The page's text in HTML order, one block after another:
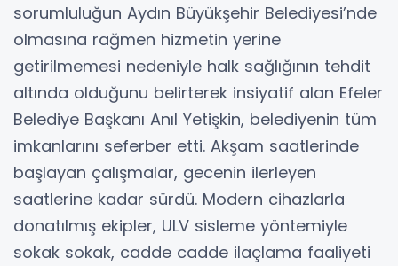
sorumluluğun Aydın Büyükşehir Belediyesi’nde
olmasına rağmen hizmetin yerine
getirilmemesi nedeniyle halk sağlığının tehdit
altında olduğunu belirterek insiyatif alan Efeler
Belediye Başkanı Anıl Yetişkin, belediyenin tüm
imkanlarını seferber etti. Akşam saatlerinde
başlayan çalışmalar, gecenin ilerleyen
saatlerine kadar sürdü. Modern cihazlarla
donatılmış ekipler, ULV sisleme yöntemiyle
sokak sokak, cadde cadde ilaçlama faaliyeti